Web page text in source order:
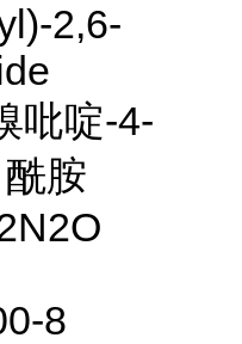
2,6-
吡啶-4-
胺
8